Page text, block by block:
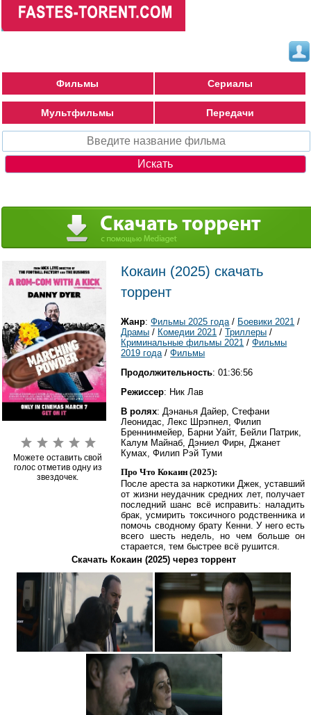
Фильмы Сериалы
Мультфильмы Передачи
Можете оставить свой
голос отметив одну из
звездочек.
Кокаин (2025) скачать
торрент
Жанр:Фильмы 2025 года/ Боевики 2021 /
Драмы / Комедии 2021 /Триллеры /
Криминальные фильмы 2021 /Фильмы
2019 года/Фильмы
Продолжительность: 01:36:56
Режиссер: Ник Лав
В ролях: Дэнанья Дайер, Стефани
Леонидас, Лекс Шрэпнел, Филип
Бреннинмейер, Барни Уайт, Бейли Патрик,
Калум Майнаб, Дэниел Фирн, Джанет
Кумах, Филип Рэй Туми
Про Что Кокаин (2025):
После ареста за наркотики Джек, уставший
от жизни неудачник средних лет, получает
последний шанс всё исправить: наладить
брак, усмирить токсичного родственника и
помочь сводному брату Кенни. У него есть
всего шесть недель, но чем больше он
старается, тем быстрее всё рушится.
Скачать Кокаин (2025) через торрент